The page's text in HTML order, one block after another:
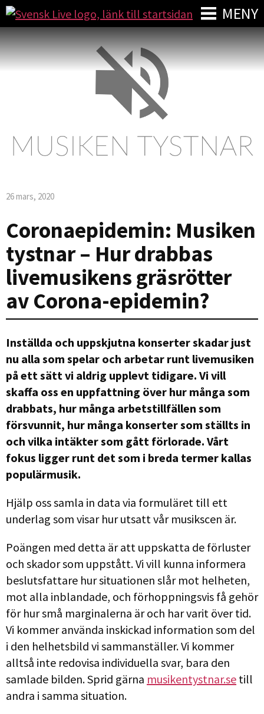
MENY
26 mars, 2020
Coronaepidemin: Musiken
tystnar – Hur drabbas
livemusikens gräsrötter
av Corona-epidemin?
Inställda och uppskjutna konserter skadar just
nu alla som spelar och arbetar runt livemusiken
på ett sätt vi aldrig upplevt tidigare. Vi vill
skaffa oss en uppfattning över hur många som
drabbats, hur många arbetstillfällen som
försvunnit, hur många konserter som ställts in
och vilka intäkter som gått förlorade. Vårt
fokus ligger runt det som i breda termer kallas
populärmusik.
Hjälp oss samla in data via formuläret till ett
underlag som visar hur utsatt vår musikscen är.
Poängen med detta är att uppskatta de förluster
och skador som uppstått. Vi vill kunna informera
beslutsfattare hur situationen slår mot helheten,
mot alla inblandade, och förhoppningsvis få gehör
för hur små marginalerna är och har varit över tid.
Vi kommer använda inskickad information som del
i den helhetsbild vi sammanställer. Vi kommer
alltså inte redovisa individuella svar, bara den
samlade bilden. Sprid gärna musikentystnar.se till
andra i samma situation.